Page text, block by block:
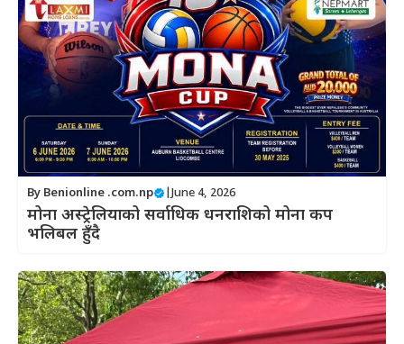
By Benionline .com.np |June 4, 2026
मोना अस्ट्रेलियाको सर्वाधिक धनराशिको मोना कप
भलिबल हुँदै